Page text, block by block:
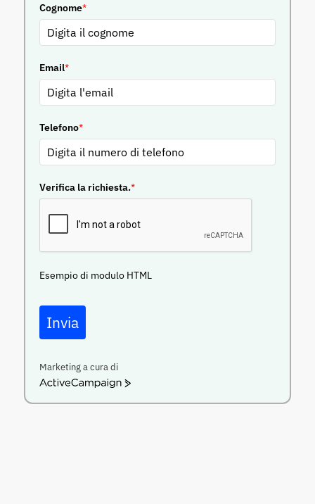
Cognome*
Email*
Telefono*
Verifica la richiesta.*
Esempio di modulo HTML
Invia
Marketing a cura di
ActiveCampaign